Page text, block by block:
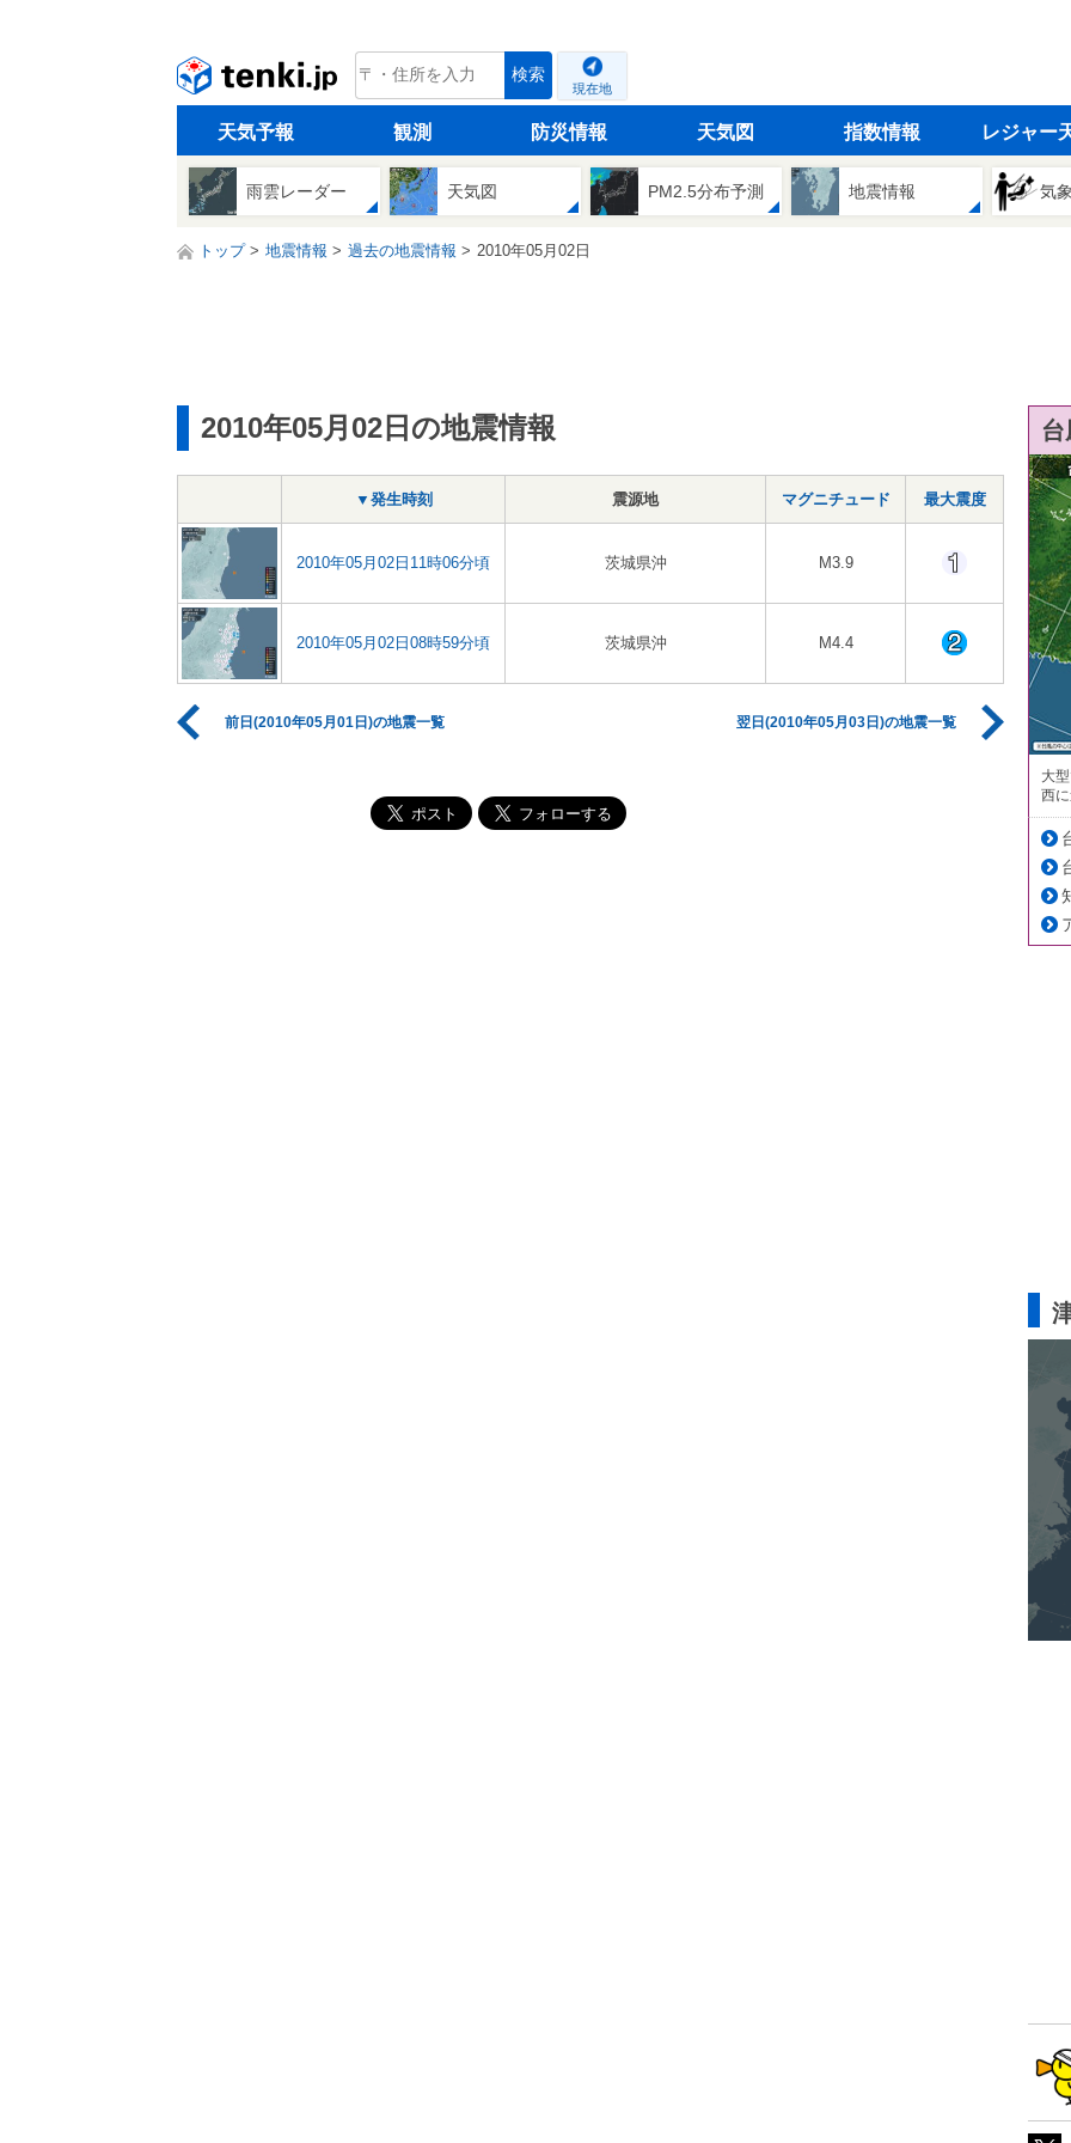
tenki.jp 検索
現在地
天気予報 観測 防災情報 天気図 指数情報 レジャー
雨雲レーダー 天気図 PM2.5分布予測 地震情報 気
トップ 地震情報 過去の地震情報 2010年05月02日
2010年05月02日の地震情報
▼発生時刻 震源地 マグニチュード 最大震度
2010年05月02日11時06分頃 茨城県沖 M3.9
2010年05月02日08時59分頃 茨城県沖 M4.4
前日(2010年05月01日)の地震一覧 翌日(2010年05月03日)の地震一覧
大
西